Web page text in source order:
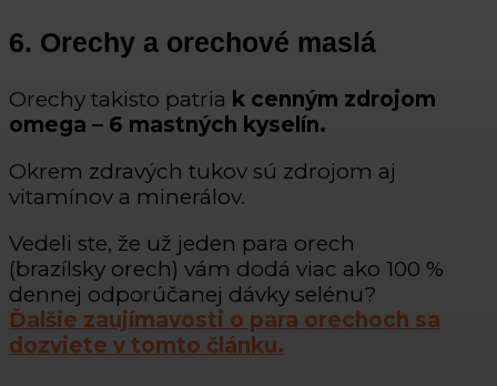
6. Orechy a orechové maslá
Orechy takisto patria k cenným zdrojom
omega – 6 mastných kyselín.
Okrem zdravých tukov sú zdrojom aj
vitamínov a minerálov.
Vedeli ste, že už jeden para orech
(brazílsky orech) vám dodá viac ako 100 %
dennej odporúčanej dávky selénu?
Ďalšie zaujímavosti o para orechoch sa
dozviete v tomto článku.